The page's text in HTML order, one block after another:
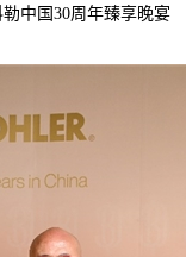
勒中国30周年臻享晚宴